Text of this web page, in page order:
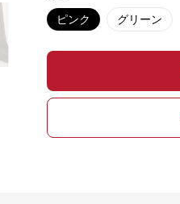
ピンク グリーン